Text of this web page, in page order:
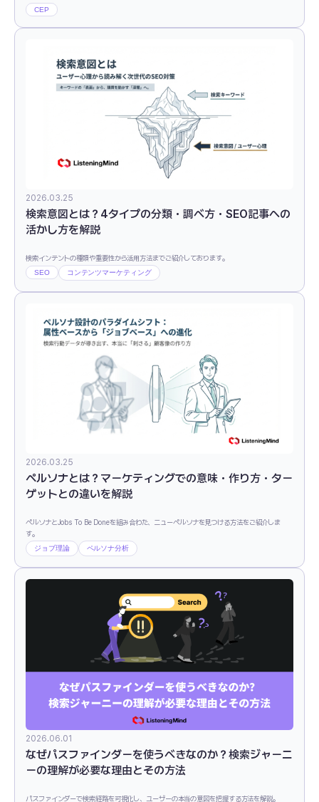
CEP
2026.03.25
検索意図とは？4タイプの分類・調べ方・SEO記事への
活かし方を解説
検索インテントの種類や重要性から活用方法までご紹介しております。
SEO コンテンツマーケティング
2026.03.25
ペルソナとは？マーケティングでの意味・作り方・ター
ゲットとの違いを解説
ペルソナとJobs To Be Doneを組み合わた、ニューペルソナを見つける方法をご紹介しま
す。
ジョブ理論 ペルソナ分析
2026.06.01
なぜパスファインダーを使うべきなのか？検索ジャーニ
ーの理解が必要な理由とその方法
パスファインダーで検索経路を可視化し、ユーザーの本当の意図を把握する方法を解説。